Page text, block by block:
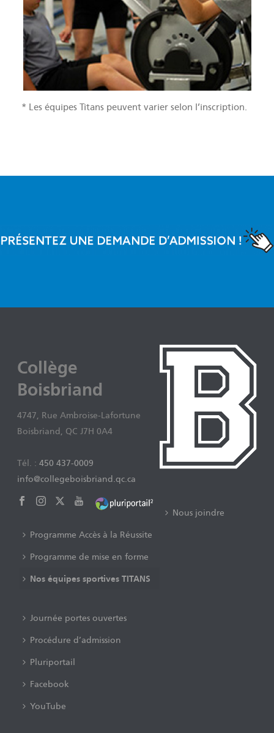
* Les équipes Titans peuvent varier selon l’inscription.
Collège
Boisbriand
4747, Rue Ambroise-Lafortune
Boisbriand, QC J7H 0A4
Tél. :450 437-0009
info@collegeboisbriand.qc.ca
Nous joindre
Programme Accès à la Réussite
Programme de mise en forme
Nos équipes sportives TITANS
Journée portes ouvertes
Procédure d’admission
Pluriportail
Facebook
YouTube